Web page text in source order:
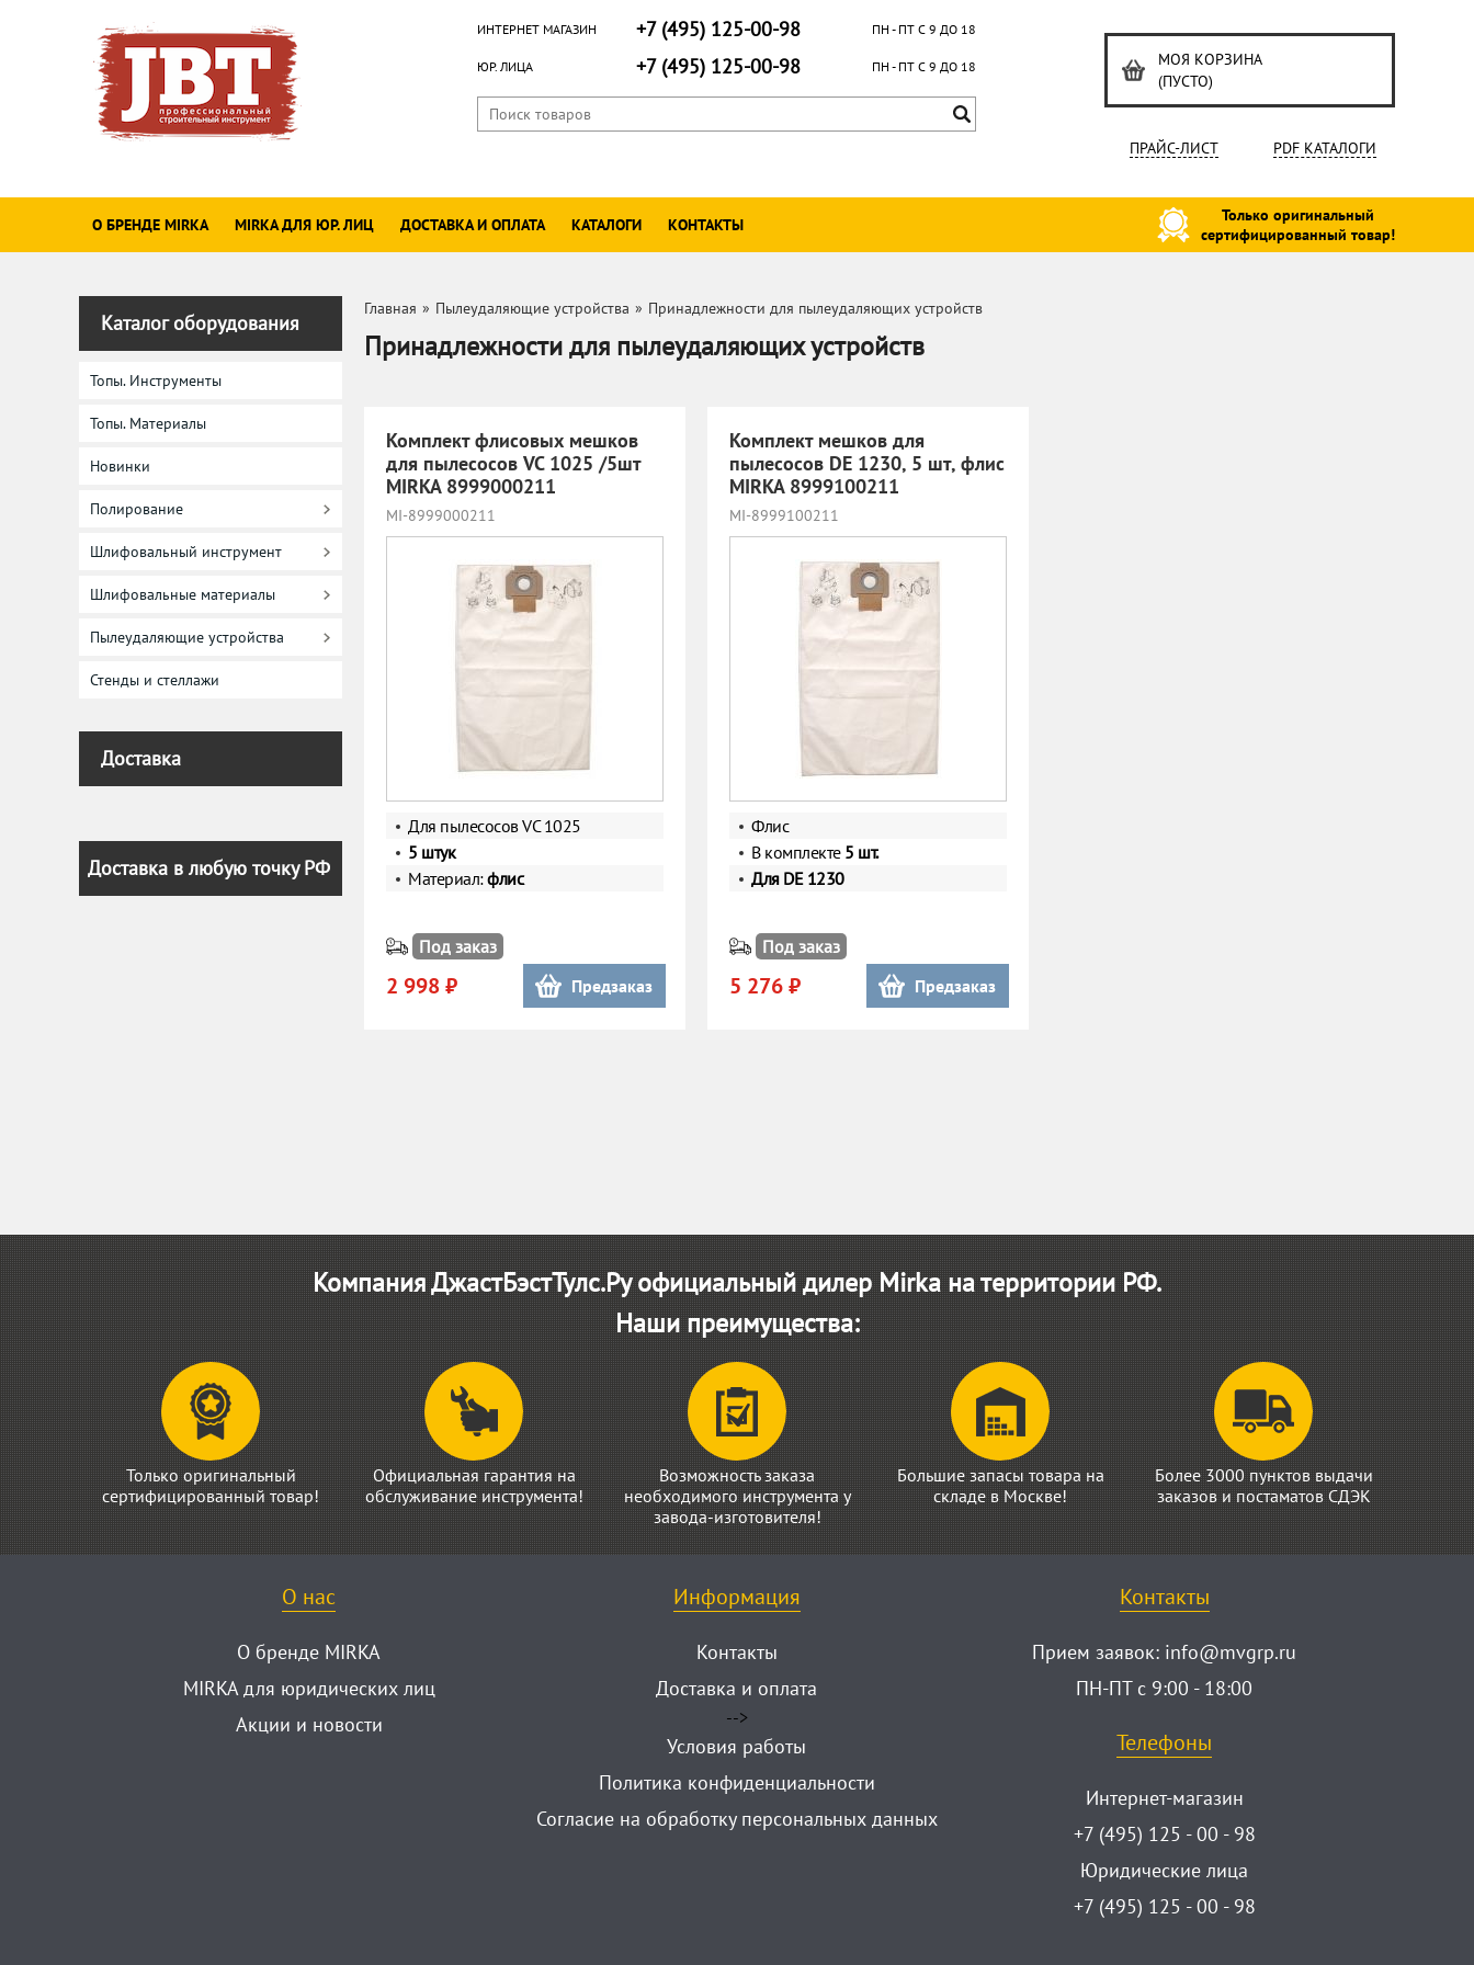
ИНТЕРНЕТ МАГАЗИН +7 (495) 125-00-98 ПН - ПТ С 9 ДО 18
ЮР. ЛИЦА +7 (495) 125-00-98 ПН - ПТ С 9 ДО 18
МОЯ КОРЗИНА
(ПУСТО)
ПРАЙС-ЛИСТ PDF КАТАЛОГИ
О БРЕНДЕ MIRKA MIRKA ДЛЯ ЮР. ЛИЦ ДОСТАВКА И ОПЛАТА КАТАЛОГИ КОНТАКТЫ
Только оригинальный
сертифицированный товар!
Каталог оборудования
Топы. Инструменты
Топы. Материалы
Новинки
Полирование
Шлифовальный инструмент
Шлифовальные материалы
Пылеудаляющие устройства
Стенды и стеллажи
Доставка
Доставка в любую точку РФ
Главная » Пылеудаляющие устройства » Принадлежности для пылеудаляющих устройств
Принадлежности для пылеудаляющих устройств
Комплект флисовых мешков
для пылесосов VC 1025 /5шт
MIRKA 8999000211
MI-8999000211
Для пылесосов VC 1025
5 штук
Материал:флис
Под заказ
2 998 ₽ Предзаказ
Комплект мешков для
пылесосов DE 1230, 5 шт, флис
MIRKA 8999100211
MI-8999100211
Флис
В комплекте5 шт.
Для DE 1230
Под заказ
5 276 ₽ Предзаказ
Компания ДжастБэстТулс.Ру официальный дилер Mirka на территории РФ.
Наши преимущества:
Только оригинальный
сертифицированный товар!
Официальная гарантия на
обслуживание инструмента!
Возможность заказа
необходимого инструмента у
завода-изготовителя!
Большие запасы товара на
складе в Москве!
Более 3000 пунктов выдачи
заказов и постаматов СДЭК
О нас
О бренде MIRKA
MIRKA для юридических лиц
Акции и новости
Информация
Контакты
Доставка и оплата
-->
Условия работы
Политика конфиденциальности
Согласие на обработку персональных данных
Контакты
Прием заявок: info@mvgrp.ru
ПН-ПТ с 9:00 - 18:00
Телефоны
Интернет-магазин
+7 (495) 125 - 00 - 98
Юридические лица
+7 (495) 125 - 00 - 98